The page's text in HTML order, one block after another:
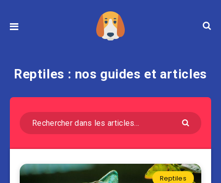
Reptiles : nos guides et articles
Reptiles